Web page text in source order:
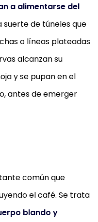
a alimentarse del
suerte de túneles que
o líneas plateadas
alcanzan su
y se pupan en el
antes de emerger
común que
el café. Se trata
blando y